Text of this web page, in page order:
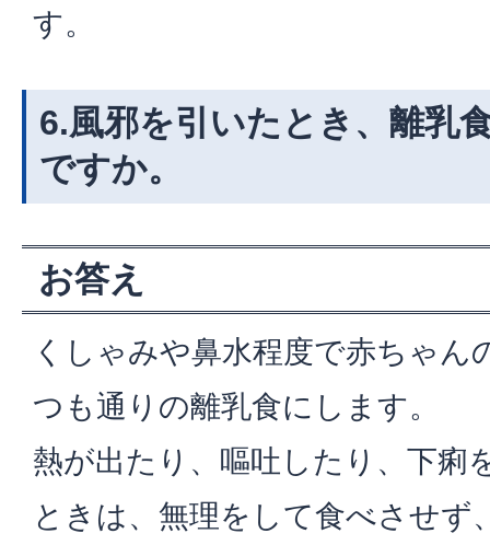
す。
6.風邪を引いたとき、離乳
ですか。
お答え
くしゃみや鼻水程度で赤ちゃん
つも通りの離乳食にします。
熱が出たり、嘔吐したり、下痢
ときは、無理をして食べさせず